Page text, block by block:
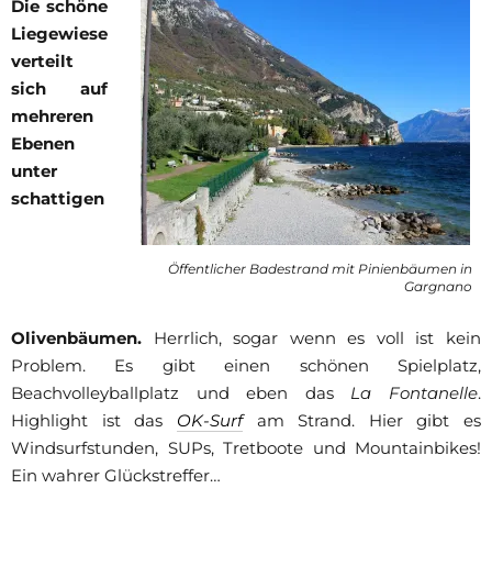
Öffentlicher Badestrand mit Pinienbäumen in
Gargnano
Die schöne
Liegewiese
verteilt
sich auf
mehreren
Ebenen
unter
schattigen
Olivenbäumen. Herrlich, sogar wenn es voll ist kein
Problem. Es gibt einen schönen Spielplatz,
Beachvolleyballplatz und eben das La Fontanelle.
Highlight ist das OK-Surfam Strand. Hier gibt es
Windsurfstunden, SUPs, Tretboote und Mountainbikes!
Ein wahrer Glückstreffer…